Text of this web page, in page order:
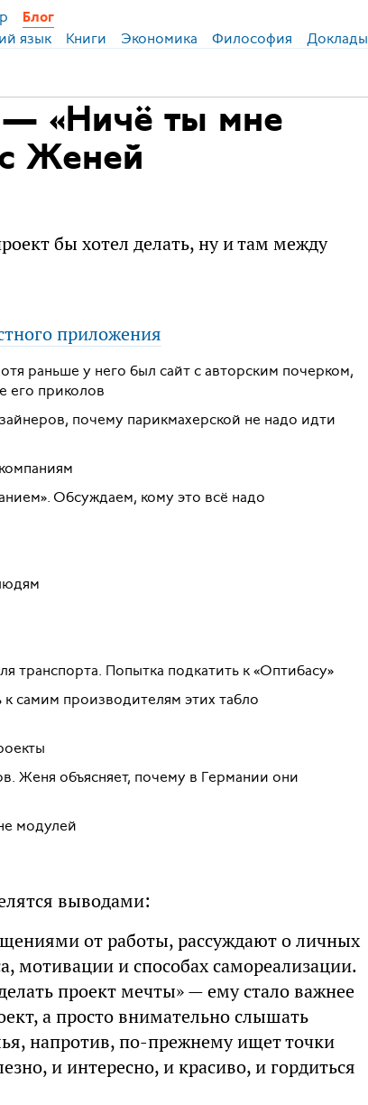
Блог
язык Книги Экономика Философия Доклады
«Ничё ты мне
Женей
бы хотел делать, ну и там между
приложения
раньше у него был сайт с авторским почерком,
его приколов
почему парикмахерской не надо идти
Обсуждаем, кому это всё надо
транспорта. Попытка подкатить к «Оптибасу»
самим производителям этих табло
Женя объясняет, почему в Германии они
модулей
выводами:
от работы, рассуждают о личных
мотивации и способах самореализации.
проект мечты» — ему стало важнее
а просто внимательно слышать
напротив, по-прежнему ищет точки
и интересно, и красиво, и гордиться